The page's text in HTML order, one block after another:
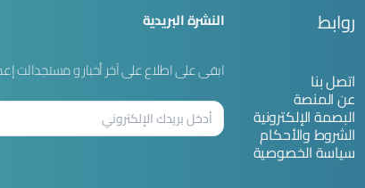
روابط
اتصل بنا
عن المنصة
البصمة الإلكترونية
الشروط والأحكام
سياسة الخصوصية
النشرة البريدية
ابقى على اطلاع على آخر أخبار و مستجدالت